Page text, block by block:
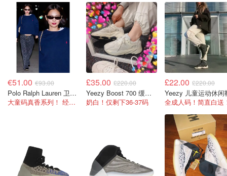
€51.00 €93.00
Polo Ralph Lauren 卫衣 大童款
大童码真香系列！ 经典Logo卫衣百搭耐看
£35.00 £220.00
Yeezy Boost 700 缓震休闲鞋
奶白！仅剩下36-37码
£22.00 £220.00
Yeezy 儿童运动休闲
全成人码！简直白送